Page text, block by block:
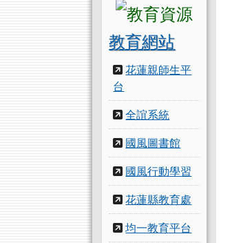
教育網站
花蓮親師生平
台
全誼系統
國風圖書館
國風行動學習
花蓮縣教育處
均一教育平台